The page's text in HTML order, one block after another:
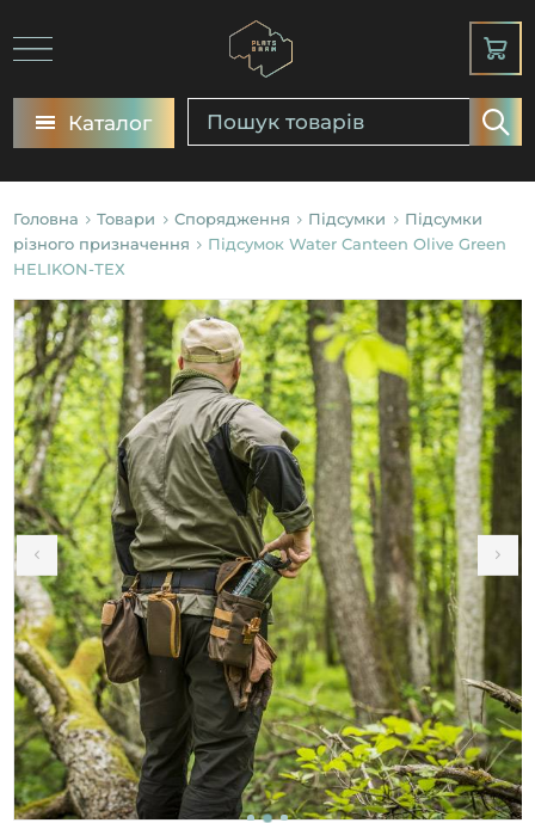
Каталог
Головна Товари Спорядження Підсумки
Підсумки
різного призначення
Підсумок Water Canteen Olive Green
HELIKON-ТЕХ